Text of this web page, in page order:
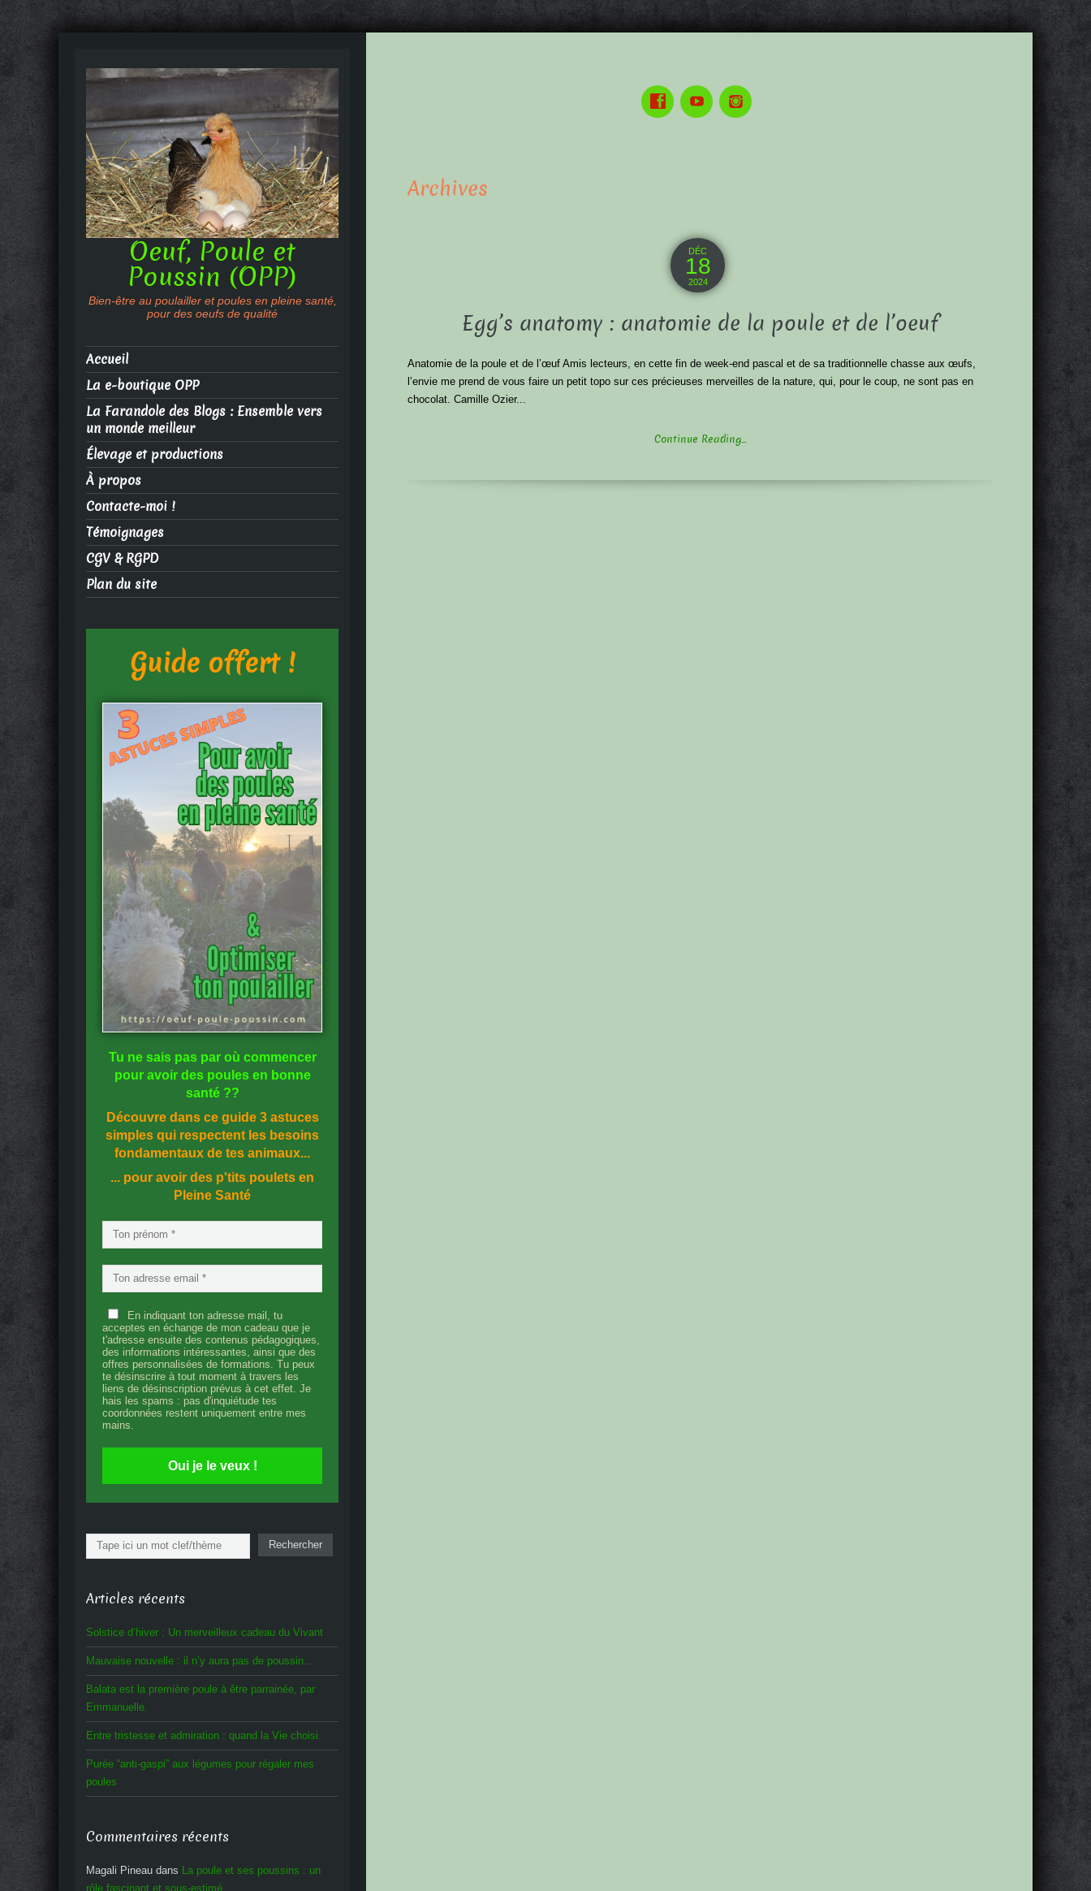
Archives
DÉC
18
2024
Egg’s anatomy : anatomie de la poule et de l’oeuf
Anatomie de la poule et de l’œuf Amis lecteurs, en cette fin de week-end pascal et de sa traditionnelle chasse aux œufs,
l’envie me prend de vous faire un petit topo sur ces précieuses merveilles de la nature, qui, pour le coup, ne sont pas en
chocolat. Camille Ozier...
Continue Reading...
Oeuf, Poule et
Poussin (OPP)
Bien-être au poulailler et poules en pleine santé,
pour des oeufs de qualité
Accueil
La e-boutique OPP
La Farandole des Blogs : Ensemble vers
un monde meilleur
Élevage et productions
À propos
Contacte-moi !
Témoignages
CGV & RGPD
Plan du site
Guide offert !
Tu ne sais pas par où commencer
pour avoir des poules en bonne
santé??
Découvre dans ce guide 3 astuces
simples qui respectent les besoins
fondamentaux de tes animaux...
... pour avoir des p'tits poulets en
Pleine Santé
En indiquant ton adresse mail, tu
acceptes en échange de mon cadeau que je
t'adresse ensuite des contenus pédagogiques,
des informations intéressantes, ainsi que des
offres personnalisées de formations. Tu peux
te désinscrire à tout moment à travers les
liens de désinscription prévus à cet effet. Je
hais les spams : pas d'inquiétude tes
coordonnées restent uniquement entre mes
mains.
Oui je le veux !
Rechercher Rechercher
Articles récents
Solstice d’hiver : Un merveilleux cadeau du Vivant
Mauvaise nouvelle : il n’y aura pas de poussin…
Balata est la première poule à être parrainée, par
Emmanuelle.
Entre tristesse et admiration : quand la Vie choisi.
Purée “anti-gaspi” aux légumes pour régaler mes
poules
Commentaires récents
Magali Pineau dans La poule et ses poussins : un
rôle fascinant et sous-estimé